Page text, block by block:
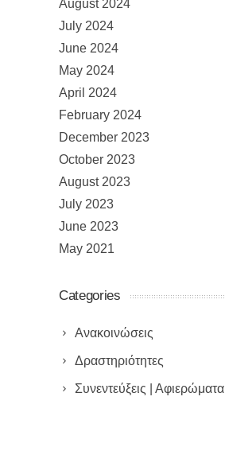
August 2024
July 2024
June 2024
May 2024
April 2024
February 2024
December 2023
October 2023
August 2023
July 2023
June 2023
May 2021
Categories
Ανακοινώσεις
Δραστηριότητες
Συνεντεύξεις | Αφιερώματα